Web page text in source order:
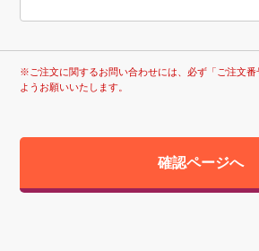
※ご注文に関するお問い合わせには、必ず「ご注文
ようお願いいたします。